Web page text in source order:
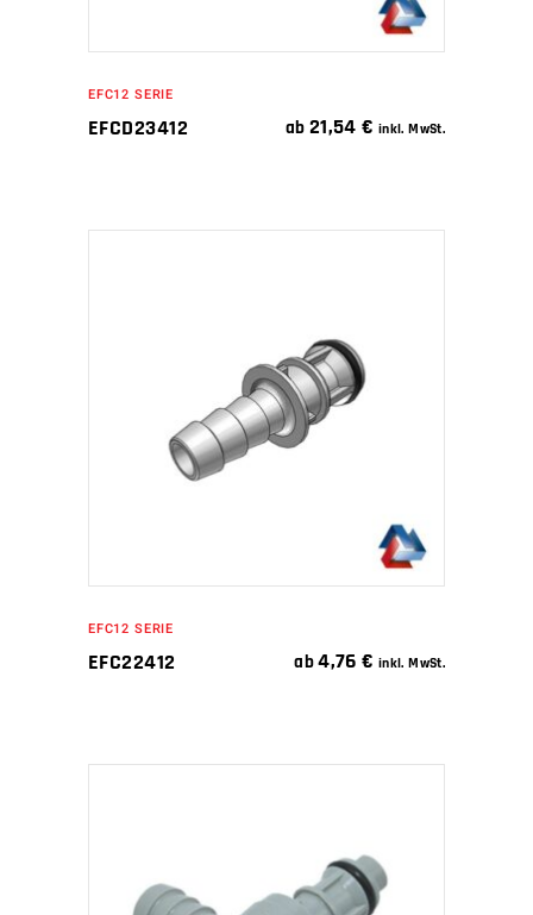
EFC12 SERIE
EFCD23412 ab 21,54€ inkl. MwSt.
IN DEN WARENKORB
EFC12 SERIE
EFC22412 ab4,76€ inkl. MwSt.